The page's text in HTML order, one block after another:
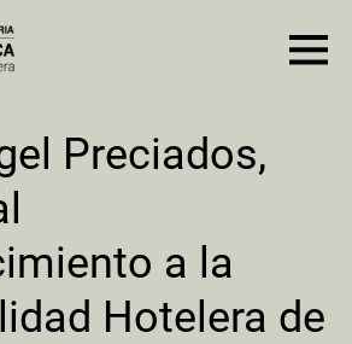
Preciados,
a la
Hotelera de